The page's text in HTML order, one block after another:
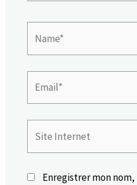
Internet
Enregistrer mon